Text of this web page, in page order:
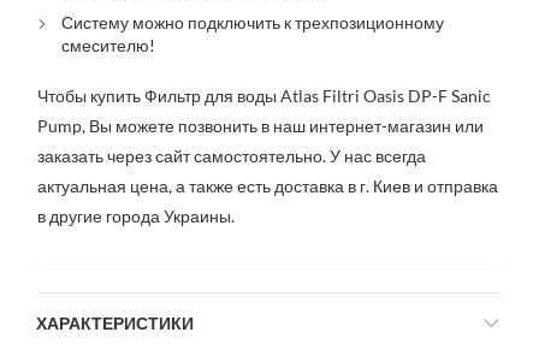
Систему можно подключить к трехпозиционному
смесителю!
Чтобы купить Фильтр для воды Atlas Filtri Oasis DP-F Sanic
Pump, Вы можете позвонить в наш интернет-магазин или
заказать через сайт самостоятельно. У нас всегда
актуальная цена, а также есть доставка в г. Киев и отправка
в другие города Украины.
ХАРАКТЕРИСТИКИ